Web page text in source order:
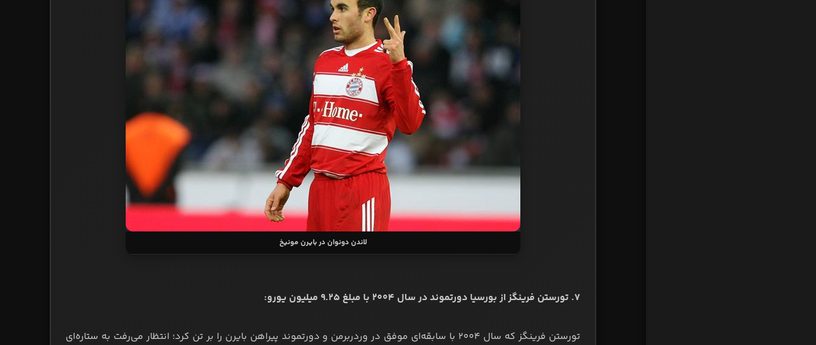
لاندن دونوان در بایرن مونیخ
۷. تورستن فرینگز از بورسیا دورتموند در سال ۲۰۰۴ با مبلغ ۹.۲۵ میلیون یورو:
تورستن فرینگز که سال ۲۰۰۴ با سابقه‌ای موفق در وردربرمن و دورتموند پیراهن بایرن را بر تن کرد؛ انتظار می‌رفت به ستاره‌ای